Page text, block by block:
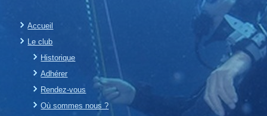
Accueil
Le club
Historique
Adhérer
Rendez-vous
Où sommes nous ?